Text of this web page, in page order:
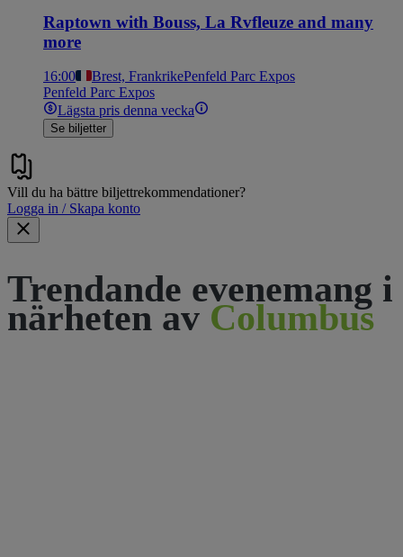
Raptown with Bouss, La Rvfleuze and many
more
16:00 Brest, FrankrikePenfeld Parc Expos
Penfeld Parc Expos
Lägsta pris denna vecka
Se biljetter
Vill du ha bättre biljettrekommendationer?
Logga in / Skapa konto
Trendande evenemang i
närheten av Columbus